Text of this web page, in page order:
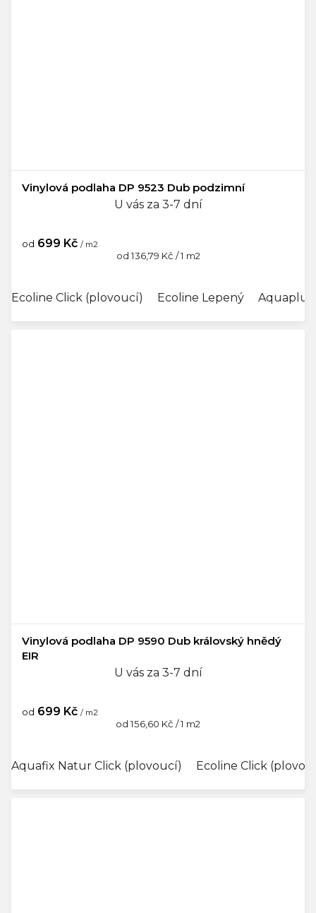
Vinylová podlaha DP 9523 Dub podzimní
U vás za 3-7 dní
od 699 Kč / m2
Měrná
od 136,79 Kč / 1 m2
Ecoline Click (plovoucí) Ecoline Lepený Aquaplus
Vinylová podlaha DP 9590 Dub královský hnědý
EIR
U vás za 3-7 dní
od 699 Kč / m2
Měrná
od 156,60 Kč / 1 m2
Aquafix Natur Click (plovoucí) Ecoline Click